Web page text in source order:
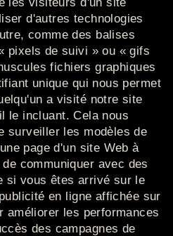
d'autres technologies
comme des balises
pixels de suivi » ou « gifs
fichiers graphiques
unique qui nous permet
a visité notre site
le incluant.Cela nous
surveiller les modèles de
page d'un site Web à
communiquer avec des
si vous êtes arrivé sur le
en ligne affichée sur
améliorer les performances
des campagnes de